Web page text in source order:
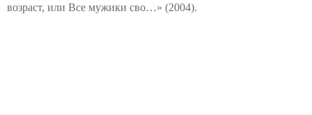
возраст, или Все мужики сво…» (2004).